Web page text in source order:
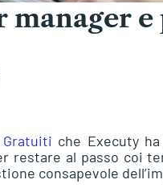
manager
che Executy
al passo coi
consapevole